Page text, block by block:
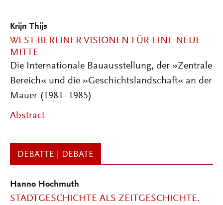
Krijn Thijs
WEST-BERLINER VISIONEN FÜR EINE NEUE
MITTE
Die Internationale Bauausstellung, der »Zentrale
Bereich« und die »Geschichtslandschaft« an der
Mauer (1981–1985)
Abstract
DEBATTE | DEBATE
Hanno Hochmuth
STADTGESCHICHTE ALS ZEITGESCHICHTE.